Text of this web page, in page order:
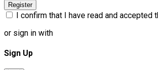
I confirm that I have read and accepted
or sign in with
Sign Up